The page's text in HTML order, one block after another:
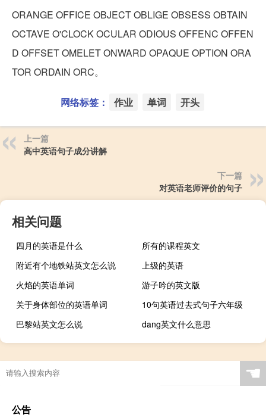
ORANGE OFFICE OBJECT OBLIGE OBSESS OBTAIN
OCTAVE O'CLOCK OCULAR ODIOUS OFFENC OFFEN
D OFFSET OMELET ONWARD OPAQUE OPTION ORA
TOR ORDAIN ORC。
网络标签： 作业 单词 开头
上一篇
高中英语句子成分讲解
下一篇
对英语老师评价的句子
相关问题
四月的英语是什么
所有的课程英文
附近有个地铁站英文怎么说
上级的英语
火焰的英语单词
游子吟的英文版
关于身体部位的英语单词
10句英语过去式句子六年级
巴黎站英文怎么说
dang英文什么意思
☚
公告